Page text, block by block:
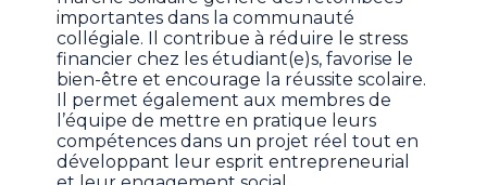
importantes dans la communauté
collégiale. Il contribue à réduire le stress
financier chez les étudiant(e)s, favorise le
bien-être et encourage la réussite scolaire.
Il permet également aux membres de
l’équipe de mettre en pratique leurs
compétences dans un projet réel tout en
développant leur esprit entrepreneurial